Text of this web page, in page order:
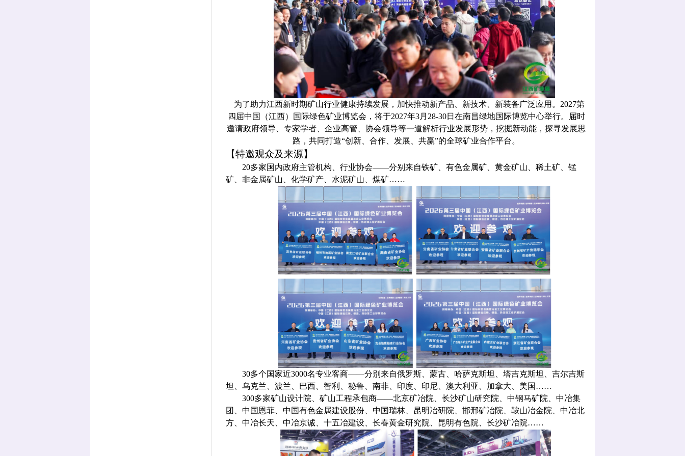
为了助力江西新时期矿山行业健康持续发展，加快推动新产品、新技术、新装备广泛应用。2027第
四 届中国（江西）国际绿色矿业博览会，将于2027年3月 28-30日在南昌绿地国际博览中心举行。届时
邀请政府领导、专家学者、企业高管、协会领导等一道解析行业发展形势，挖掘新动能，探寻发展思
路，共同打造“创新、合作、发展、共赢”的全球矿业合作平台。
【特邀观众及来源】
20多家国内政府主管机构、行业协会——分别来自铁矿、有色金属矿、黄金矿山、稀土矿、锰
矿、非金属矿山、化学矿产、水泥矿山、煤矿……
30多个国家近3000名专业客商——分别来自俄罗斯、蒙古、哈萨克斯坦、塔吉克斯坦、吉尔吉斯
坦、乌克兰、波兰、巴西、智利、秘鲁、南非、印度、印尼、澳大利亚、加拿大、美国……
300多家矿山设计院、矿山工程承包商——北京矿冶院、长沙矿山研究院、中钢马矿院、中冶集
团、中国恩菲、中国有色金属建设股份、中国瑞林、昆明冶研院、邯邢矿冶院、鞍山冶金院、中冶北
方、中冶长天、中冶京诚、十五冶建设、长春黄金研究院、昆明有色院、长沙矿冶院……